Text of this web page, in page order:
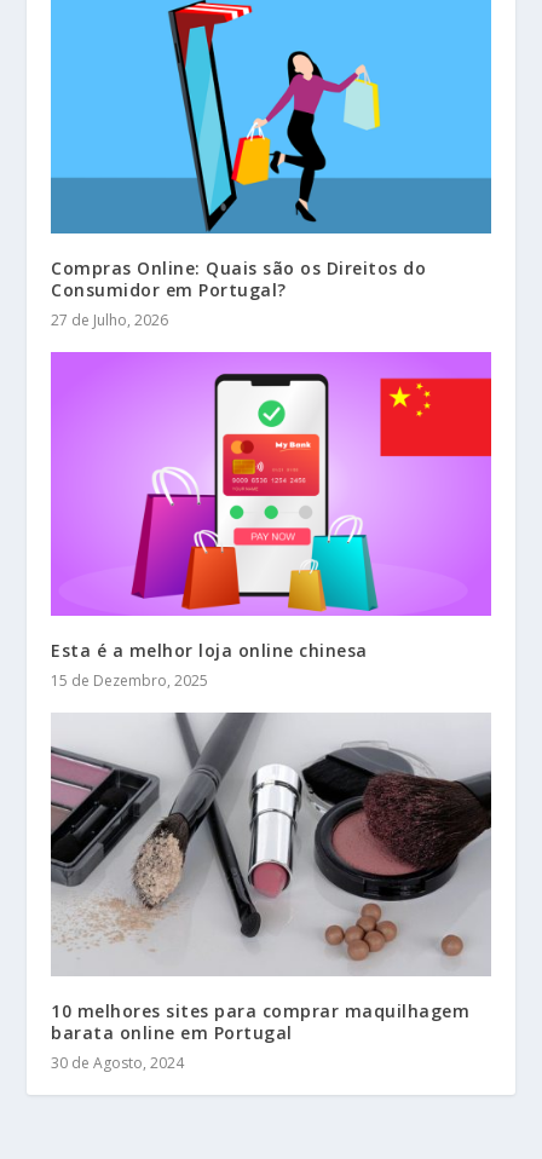
Compras Online: Quais são os Direitos do
Consumidor em Portugal?
27 de Julho, 2026
Esta é a melhor loja online chinesa
15 de Dezembro, 2025
10 melhores sites para comprar maquilhagem
barata online em Portugal
30 de Agosto, 2024